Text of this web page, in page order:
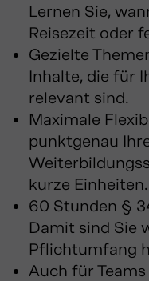
Lernen Sie,
Reisezeit oder
Gezielte
Inhalte, die für
relevant sind.
Maximale
punktgenau
kurze Einheiten.
60 Stunden §
Damit sind Sie
Pflichtumfang
Auch für